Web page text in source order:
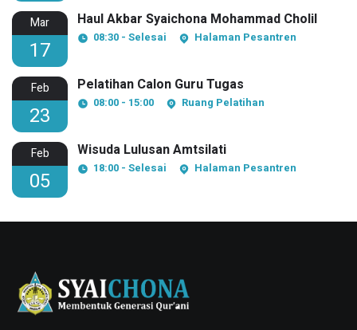
Mar
17
Haul Akbar Syaichona Mohammad Cholil
08:30 - Selesai Halaman Pesantren
Feb
23
Pelatihan Calon Guru Tugas
08:00 - 15:00 Ruang Pelatihan
Feb
05
Wisuda Lulusan Amtsilati
18:00 - Selesai Halaman Pesantren